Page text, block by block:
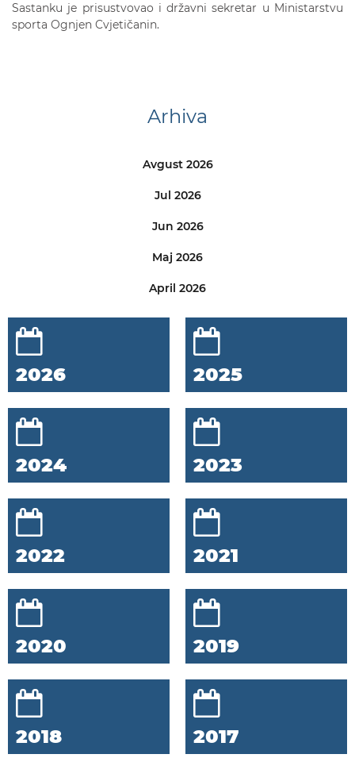
Sastanku je prisustvovao i državni sekretar u Ministarstvu
sporta Ognjen Cvjetičanin.
Arhiva
Avgust 2026
Jul 2026
Jun 2026
Maj 2026
April 2026
2026 2025
2024 2023
2022 2021
2020 2019
2018 2017